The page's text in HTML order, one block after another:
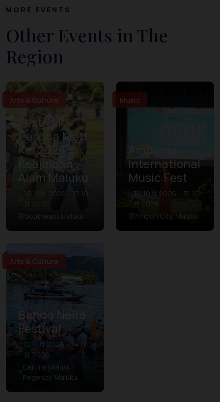
MORE EVENTS
Other Events in The
Region
Arts & Culture
Festival
Pesona Meti
Kei 2026:
Keajaiban
Alam Maluku
12 10月 2026 – 17 10
月 2026
Southeast Maluku
Music
Amboina
International
Music Fest
30 10月 2026 – 31 10
月 2026
Ambon City, Maluku
Arts & Culture
Banda Neira
Festival
12 11月 2026 – 14 11
月 2026
Central Maluku
Regency, Maluku